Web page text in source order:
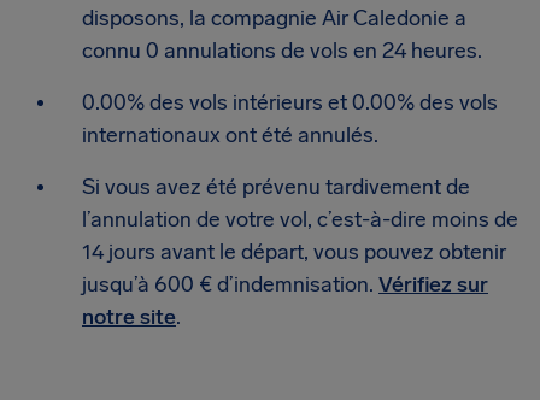
disposons, la compagnie Air Caledonie a
connu 0 annulations de vols en 24 heures.
0.00% des vols intérieurs et 0.00% des vols
internationaux ont été annulés.
Si vous avez été prévenu tardivement de
l’annulation de votre vol, c’est-à-dire moins de
14 jours avant le départ, vous pouvez obtenir
jusqu’à 600 € d’indemnisation. Vérifiez sur
notre site.